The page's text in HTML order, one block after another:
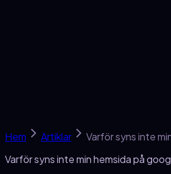
Hem Artiklar
Varför syns inte
Varför syns inte min hemsida på